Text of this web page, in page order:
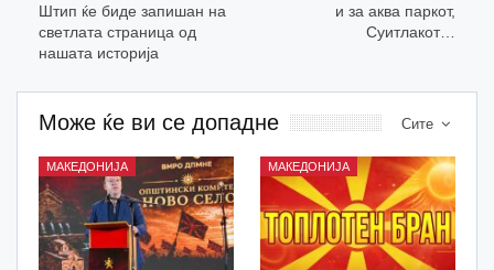
Штип ќе биде запишан на
светлата страница од
нашата историја
и за аква паркот,
Суитлакот…
Сите
Може ќе ви се допадне
МАКЕДОНИЈА МАКЕДОНИЈА